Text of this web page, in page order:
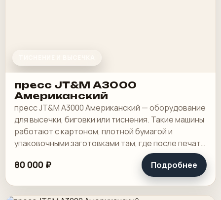
пресс JT&M А3000
Американский
пресс JT&M А3000 Американский — оборудование
для высечки, биговки или тиснения. Такие машины
работают с картоном, плотной бумагой и
упаковочными заготовками там, где после печати
нужна контурная обработка или отделка.
80 000 ₽ Подробнее